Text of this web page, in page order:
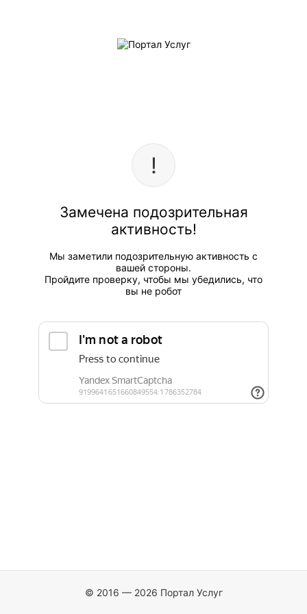
Замечена подозрительная
активность!
Мы заметили подозрительную активность с
вашей стороны.
Пройдите проверку, чтобы мы убедились, что
вы не робот
© 2016 — 2026 Портал Услуг